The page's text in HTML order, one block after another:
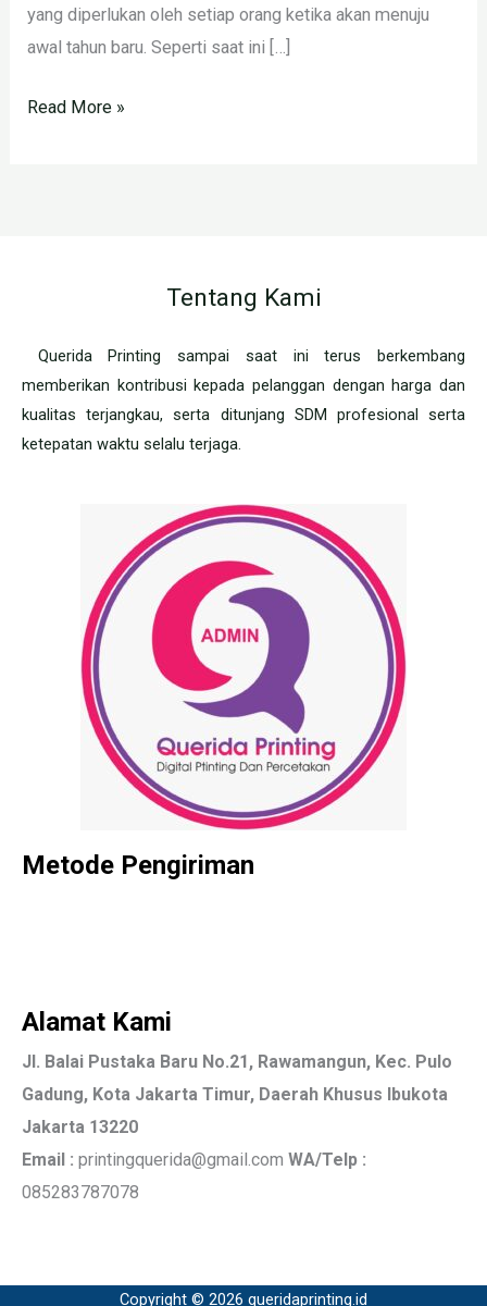
yang diperlukan oleh setiap orang ketika akan menuju
awal tahun baru. Seperti saat ini […]
Read More »
Tentang Kami
Querida Printing sampai saat ini terus berkembang
memberikan kontribusi kepada pelanggan dengan harga dan
kualitas terjangkau, serta ditunjang SDM profesional serta
ketepatan waktu selalu terjaga.
Metode Pengiriman
Alamat Kami
Jl. Balai Pustaka Baru No.21, Rawamangun, Kec. Pulo
Gadung, Kota Jakarta Timur, Daerah Khusus Ibukota
Jakarta 13220
Email : printingquerida@gmail.com WA/Telp :
085283787078
Copyright © 2026 queridaprinting.id